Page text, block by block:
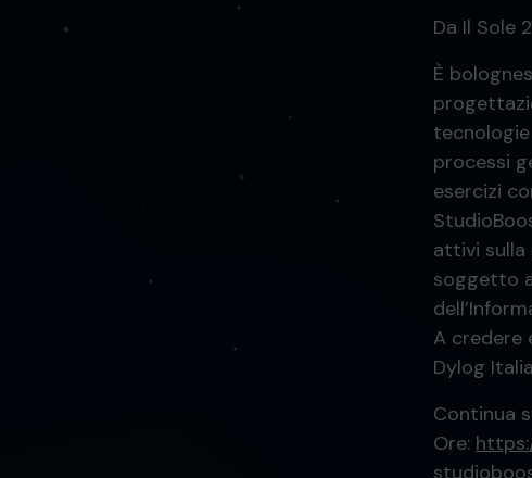
Da Il Sole
È
processi
esercizi
attivi sulla
soggetto
A credere
Dylog Italia
Continua
Ore: